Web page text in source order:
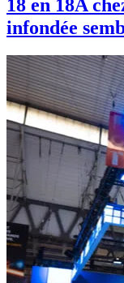
18 en 18A
infondée